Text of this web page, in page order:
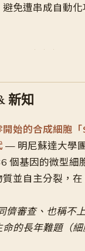
免遭串成自動化
新知
始的合成細胞
— 明尼蘇達大學
個基因的微型細
並自主分裂，
儕審查、也稱不
命的長年難題（